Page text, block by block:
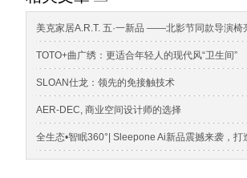
美克家居A.R.T. 五·一新品 ——北影节同款导演椅
TOTO+曲广绣：更适合年轻人的现代风“卫生间”
SLOAN仕龙：领先的免接触技术
AER-DEC, 商业空间设计师的选择
全生态•智眠360°| Sleepone Ai新品震撼来袭，打